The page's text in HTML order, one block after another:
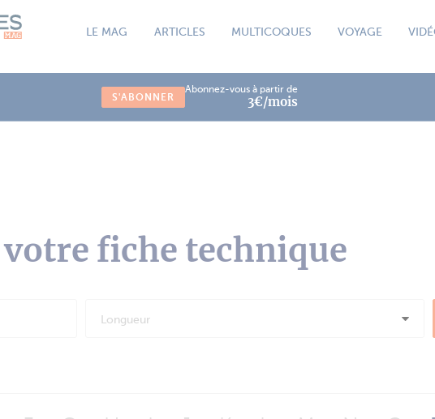
LE MAG ARTICLES MULTICOQUES VOYAGE
S'ABONNER
Abonnez-vous à partir de
3€/mois
votre fiche technique
Longueur